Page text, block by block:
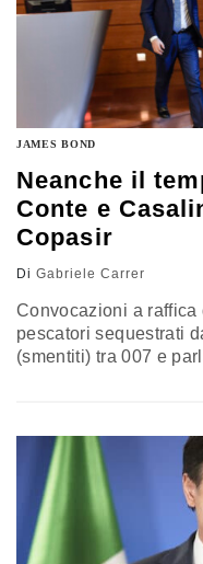
JAMES BOND
Neanche il
Conte e
Copasir
Di Gabriele Carrer
Convocazioni a
pescatori sequestrati
(smentiti) tra 007 e